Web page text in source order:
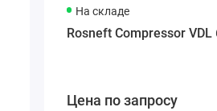
На складе
Rosneft Compressor VDL
Цена по запросу